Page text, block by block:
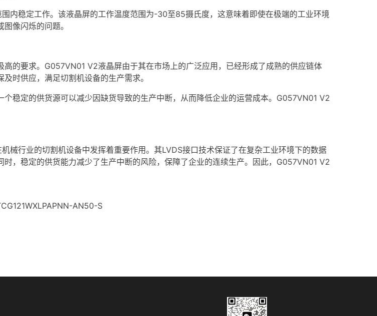
稳定工作。该液晶屏的工作温度范围为-30至85摄氏度，这意味着即使在极端的工业环境
像闪烁的问题。
要求。G057VN01 V2液晶屏由于其在市场上的广泛应用，已经形成了成熟的供应链体
时供应，满足切割机设备的生产需求。
定的供货源可以减少因缺货导致的生产中断，从而降低企业的运营成本。G057VN01 V2
行业的切割机设备中发挥着重要作用。其LVDS接口技术保证了在复杂工业环境下的数据
，稳定的供货能力减少了生产中断的风险，保障了企业的连续生产。因此，G057VN01 V2
AN50-S